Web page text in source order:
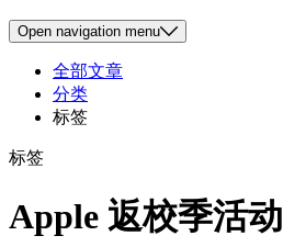
Open navigation menu
全部文章
分类
标签
标签
Apple 返校季活动